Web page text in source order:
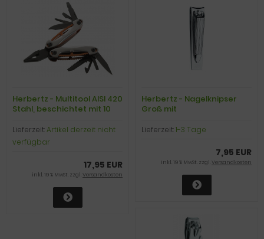
Herbertz - Multitool AISI 420
Stahl, beschichtet mit 10
Lieferzeit:Artikel derzeit nicht
verfügbar
17,95 EUR
inkl. 19 % MwSt. zzgl.Versandkosten
Herbertz - Nagelknipser
Groß mit
silber
Lieferzeit:1-3 Tage
7,95 EUR
inkl. 19 % MwSt. zzgl.Versandkosten